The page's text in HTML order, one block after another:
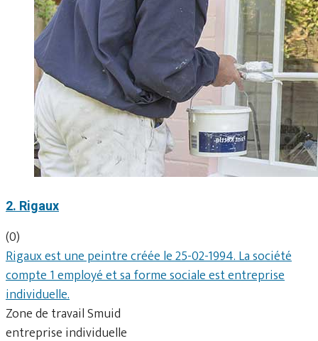
2. Rigaux
(0)
Rigaux est une peintre créée le 25-02-1994. La société
compte 1 employé et sa forme sociale est entreprise
individuelle.
Zone de travail Smuid
entreprise individuelle